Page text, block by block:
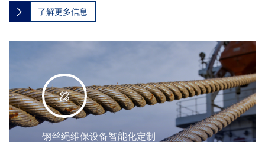
了解更多信息
钢丝绳维保设备智能化定制